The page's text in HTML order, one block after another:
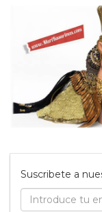
Suscribete a